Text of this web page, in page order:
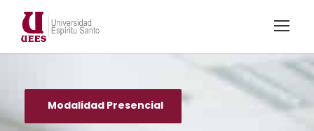
Modalidad Presencial